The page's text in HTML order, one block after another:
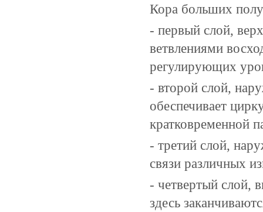
Кора больших
- первый слой,
ветвлениями
регулирующих
- второй слой,
обеспечивает
кратковременной
- третий слой,
связи различных
- четвертый слой,
здесь